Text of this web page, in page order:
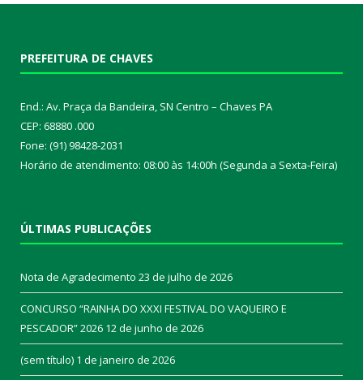
PREFEITURA DE CHAVES
End.: Av. Praça da Bandeira, SN Centro – Chaves PA
CEP: 68880 .000
Fone: (91) 98428-2031
Horário de atendimento: 08:00 às 14:00h (Segunda a Sexta-Feira)
ÚLTIMAS PUBLICAÇÕES
Nota de Agradecimento 23 de julho de 2026
CONCURSO “RAINHA DO XXXI FESTIVAL DO VAQUEIRO E
PESCADOR” 2026 12 de junho de 2026
(sem título) 1 de janeiro de 2026